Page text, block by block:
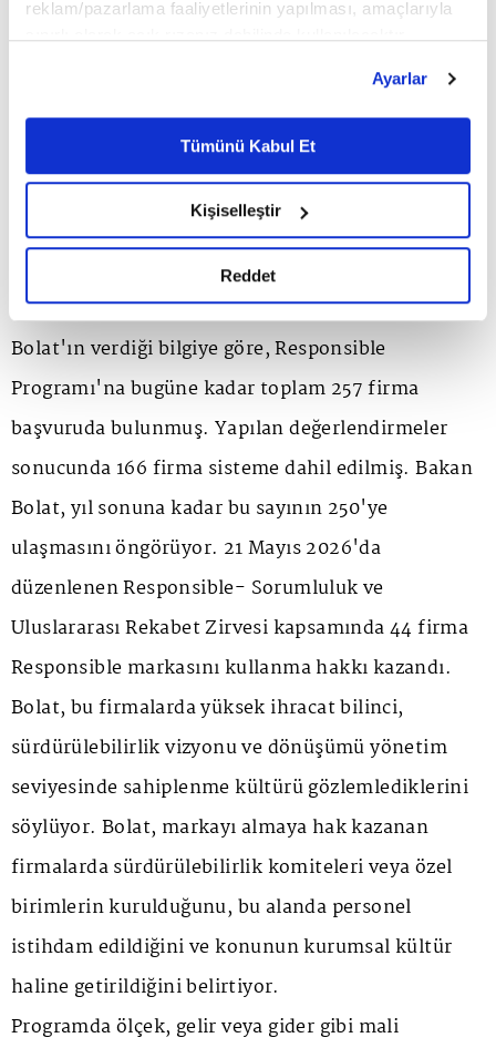
reklam/pazarlama faaliyetlerinin yapılması, amaçlarıyla
belirleyebilirsiniz. Çerezlere ilişkin detaylı bilgi için
Ayarlar butonuna tıklayabilir,Çerez Bilgilendirme
Metnimizi ziyaret edebilirsiniz.
6698 sayılı Kişisel Verilerin Korunması Kanunu uyarınca
okumak ve sitemizi ziyaretiniz kapsamında
gerçekleştirilen veri işleme faaliyetleri ile ilgili daha
detaylı bilgi almak için lütfentıklayınız.
Ayarlar
Tümünü Kabul Et
Kişiselleştir
Reddet
'Made in Türkiye' algısına katkı
Bolat'ın verdiği bilgiye göre, Responsible
Programı'na bugüne kadar toplam 257 firma
başvuruda bulunmuş. Yapılan değerlendirmeler
sonucunda 166 firma sisteme dahil edilmiş. Bakan
Bolat, yıl sonuna kadar bu sayının 250'ye
ulaşmasını öngörüyor. 21 Mayıs 2026'da
düzenlenen Responsible- Sorumluluk ve
Uluslararası Rekabet Zirvesi kapsamında 44 firma
Responsible markasını kullanma hakkı kazandı.
Bolat, bu firmalarda yüksek ihracat bilinci,
sürdürülebilirlik vizyonu ve dönüşümü yönetim
seviyesinde sahiplenme kültürü gözlemlediklerini
söylüyor. Bolat, markayı almaya hak kazanan
firmalarda sürdürülebilirlik komiteleri veya özel
birimlerin kurulduğunu, bu alanda personel
istihdam edildiğini ve konunun kurumsal kültür
haline getirildiğini belirtiyor.
Programda ölçek, gelir veya gider gibi mali